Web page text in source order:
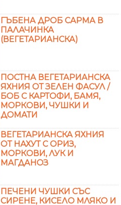
ГЪБЕНА ДРОБ САРМА В
ПАЛАЧИНКА
(ВЕГЕТАРИАНСКА)
ПОСТНА ВЕГЕТАРИАНСКА
ЯХНИЯ ОТ ЗЕЛЕН ФАСУЛ /
БОБ С КАРТОФИ, БАМЯ,
МОРКОВИ, ЧУШКИ И
ДОМАТИ
ВЕГЕТАРИАНСКА ЯХНИЯ
ОТ НАХУТ С ОРИЗ,
МОРКОВИ, ЛУК И
МАГДАНОЗ
ПЕЧЕНИ ЧУШКИ СЪС
СИРЕНЕ, КИСЕЛО МЛЯКО И